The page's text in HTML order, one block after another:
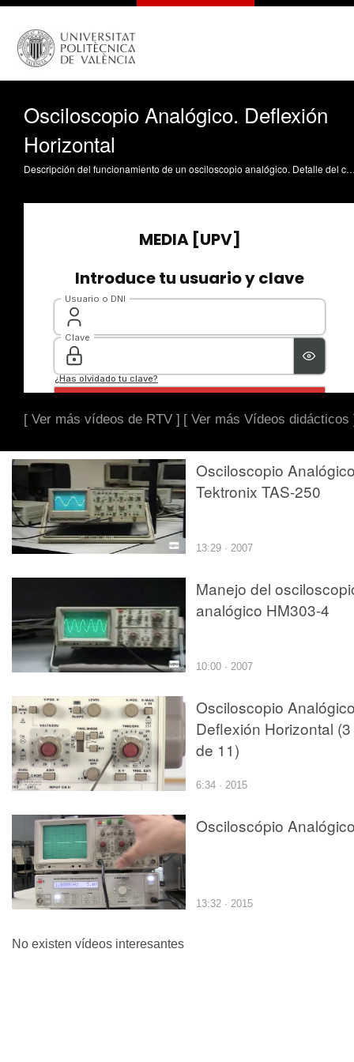
Osciloscopio Analógico. Deflexión
Horizontal
Descripción del funcionamiento de un osciloscopio analógico. Detalle del concepto de deflexión horizontal Marín-Roig Ramón, J.
[ Ver más vídeos de RTV ] [ Ver más Vídeos didácticos
Osciloscopio
Tektronix TAS-250
13:29 · 2007
Manejo del
analógico HM303-4
10:00 · 2007
Osciloscopio
Deflexión Horizontal (3
de 11)
6:34 · 2015
Osciloscópio
13:32 · 2015
No existen vídeos interesantes